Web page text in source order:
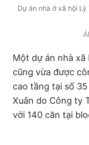
Dự án nhà ở xã hội
Một dự án nhà
cũng vừa được
cao tầng tại số
Xuân do Công ty
với 140 căn tại